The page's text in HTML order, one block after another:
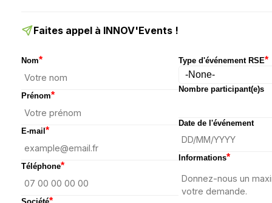
Faites appel à INNOV'Events !
Nom*
Prénom*
E-mail*
Téléphone*
*
Type d'événement RSE*
Nombre participant(e)s
Date de l'événement
Informations*